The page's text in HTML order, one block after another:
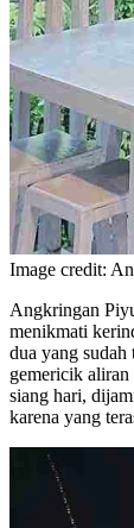
Image credit:
Angkringan
menikmati
dua yang sudah
gemericik
siang hari,
karena yang